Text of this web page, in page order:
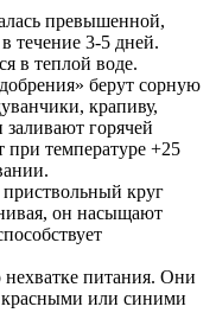
превышенной,
течение 3-5 дней.
в теплой воде.
берут сорную
крапиву,
горячей
при температуре +25
круг
он насыщают
нехватке питания. Они
красными или синими